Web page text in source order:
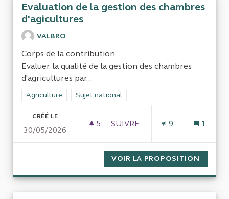
Evaluation de la gestion des chambres
d'agicultures
VALBRO
Corps de la contribution
Evaluer la qualité de la gestion des chambres
d'agricultures par...
Filtrer les résultats de la catégorie : Agriculture
Agriculture Filtrer les résultats pour le secteur : Sujet
Sujet national
CRÉÉ LE
30/05/2026
5 5 ABONNÉS
SUIVRE
9 1
VOIR LA PROPOSITION